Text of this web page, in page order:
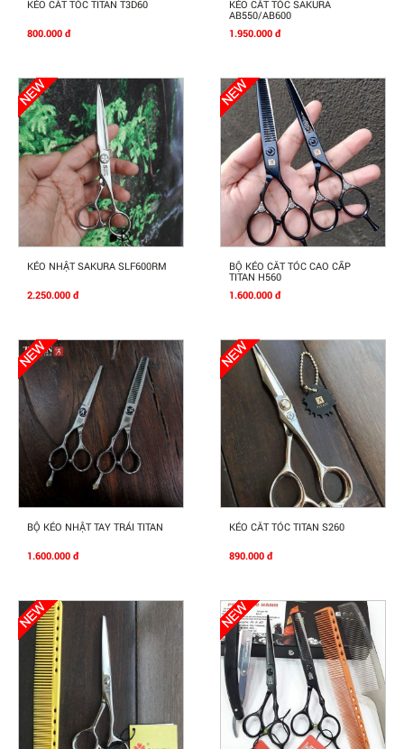
KÉO CĂT TÓC TITAN T3D60
800.000 đ
KÉO CẮT TÓC SAKURA
AB550/AB600
1.950.000 đ
Mua Ngay
KÉO NHẬT SAKURA SLF600RM
2.250.000 đ
Mua Ngay
BỘ KÉO CẮT TÓC CAO CẤP
TITAN H560
1.600.000 đ
Mua Ngay
BỘ KÉO NHẬT TAY TRÁI TITAN
1.600.000 đ
Mua Ngay
KÉO CẮT TÓC TITAN S260
890.000 đ